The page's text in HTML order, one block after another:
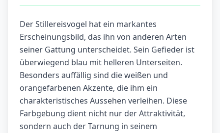
Der Stillereisvogel hat ein markantes
Erscheinungsbild, das ihn von anderen Arten
seiner Gattung unterscheidet. Sein Gefieder ist
überwiegend blau mit helleren Unterseiten.
Besonders auffällig sind die weißen und
orangefarbenen Akzente, die ihm ein
charakteristisches Aussehen verleihen. Diese
Farbgebung dient nicht nur der Attraktivität,
sondern auch der Tarnung in seinem